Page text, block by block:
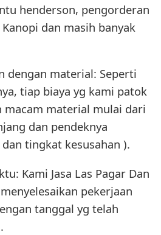
henderson, pengorderan
dan masih banyak
dengan material: Seperti
tiap biaya yg kami patok
macam material mulai dari
dan pendeknya
tingkat kesusahan ).
Kami Jasa Las Pagar Dan
pekerjaan
tanggal yg telah